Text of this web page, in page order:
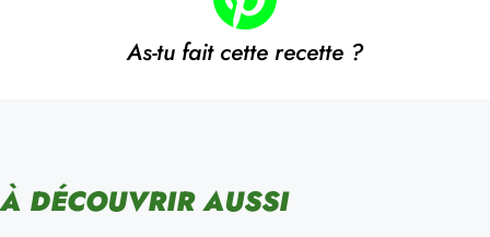
As-tu fait cette recette ?
À DÉCOUVRIR AUSSI